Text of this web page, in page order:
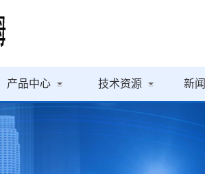
产品中心 技术资源 新